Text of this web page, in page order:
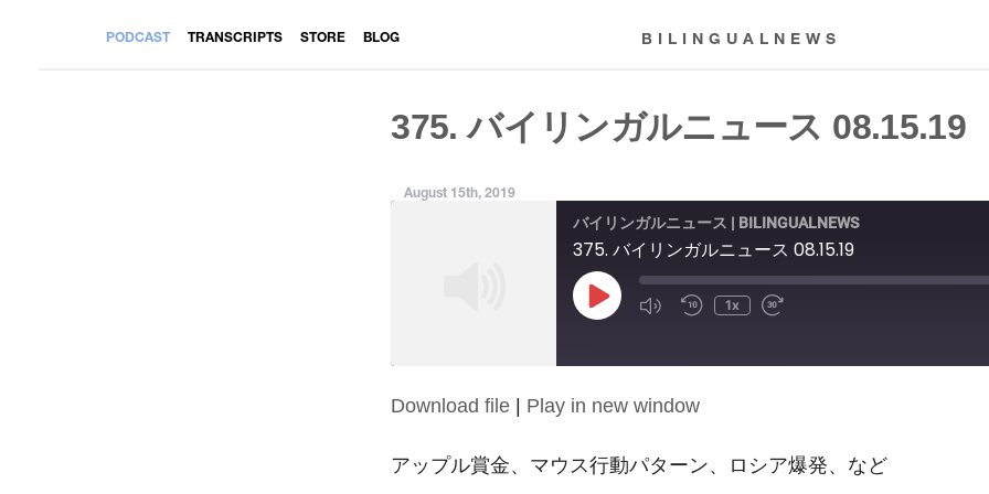
PODCAST TRANSCRIPTS STORE BLOG BILINGUALNEWS
375. バイリンガルニュース 08.15.19
August 15th, 2019
バイリンガルニュース | BILINGUALNEWS
375. バイリンガルニュース 08.15.19
Play
Episode
1x
SHARE
LINK
Download file | Play in new window
アップル賞金、マウス行動パターン、ロシア爆発、など